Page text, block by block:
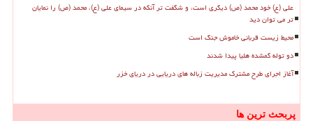
علی (ع) خود محمد (ص) دیگری است، و شگفت تر آنکه در سیمای علی (ع)، محمد (ص) را نمایان
تر می توان دید
محیط زیست قربانی خاموش جنگ است
دو توله گمشده هلیا پیدا شدند
آغاز اجرای طرح مشترک مدیریت زباله های دریایی در دریای خزر
پربحث ترین ها